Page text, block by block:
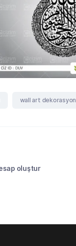
wall art dekorasyon
oluştur